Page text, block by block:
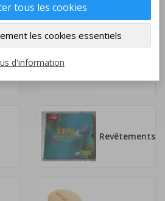
Revêtements
tous les cookies
les cookies essentiels
d'information